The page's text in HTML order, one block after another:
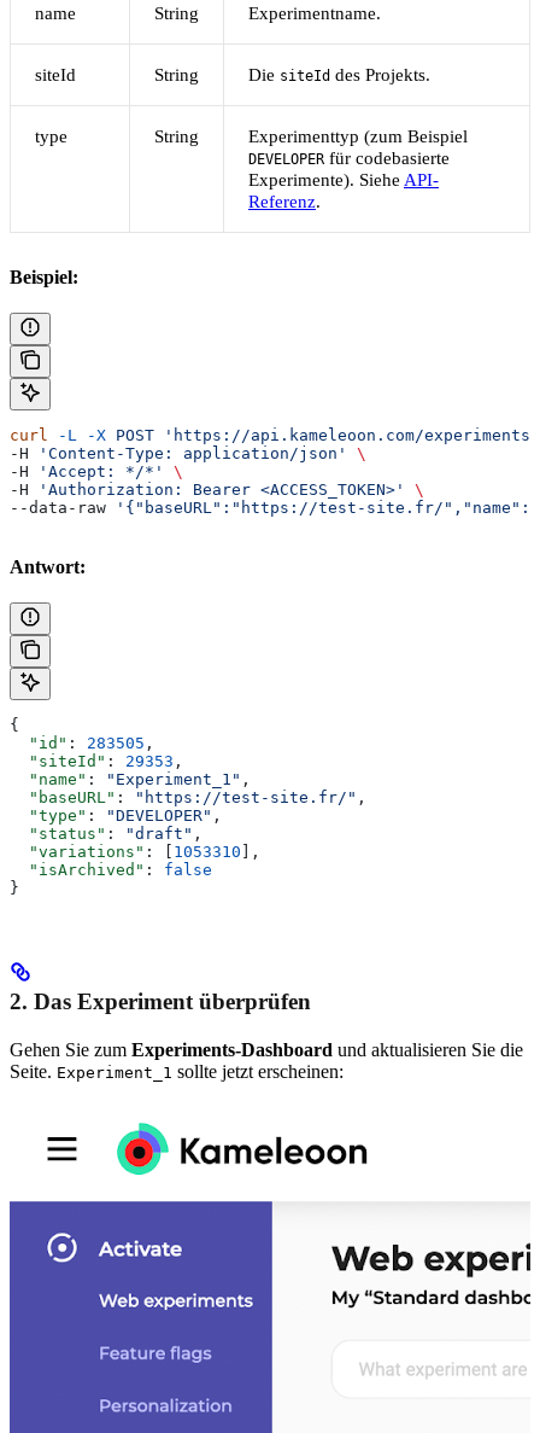
name String Experimentname.
siteId String Die siteId des Projekts.
type String Experimenttyp (zum Beispiel
DEVELOPER für codebasierte
Experimente). Siehe API-
Referenz.
Beispiel:
curl -L -X POST 'https://api.kameleoon.com/experiments'
-H
'Content-Type: application/json'
\
-H
'Accept: */*'
\
-H
'Authorization: Bearer <ACCESS_TOKEN>'
\
--data-raw
'{"baseURL":"https://test-site.fr/
Antwort:
{
  "id"
: 283505 ,
  "siteId"
: 29353 ,
  "name"
: "Experiment_1" ,
  "baseURL"
: "https://test-site.fr/" ,
  "type"
: "DEVELOPER" ,
  "status"
: "draft" ,
  "variations"
: [ 1053310 ],
  "isArchived"
: false
}
2. Das Experiment überprüfen
Gehen Sie zum Experiments-Dashboard und aktualisieren Sie die
Seite. Experiment_1 sollte jetzt erscheinen: